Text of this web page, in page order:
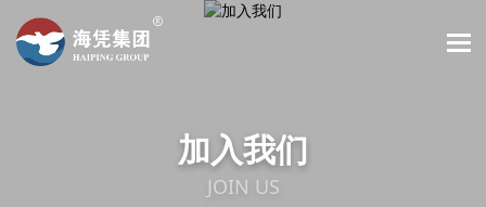
加入我们
JOIN US